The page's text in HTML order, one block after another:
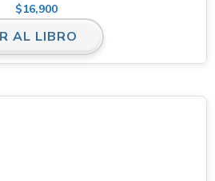
$16,900
AL LIBRO